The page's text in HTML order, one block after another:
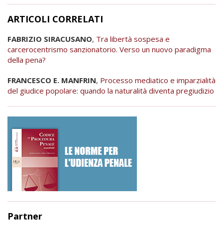
ARTICOLI CORRELATI
FABRIZIO SIRACUSANO, Tra libertà sospesa e
carcerocentrismo sanzionatorio. Verso un nuovo paradigma
della pena?
FRANCESCO E. MANFRIN, Processo mediatico e imparzialità
del giudice popolare: quando la naturalità diventa pregiudizio
Partner